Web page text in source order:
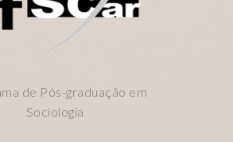
de Pós-graduação em
Sociologia